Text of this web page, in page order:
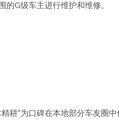
的G级车主进行维护和维修。
精耕”为口碑在本地部分车友圈